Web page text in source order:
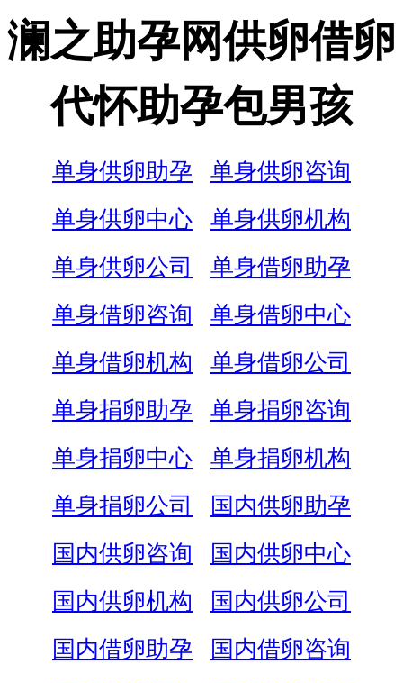
澜之助孕网供卵借卵
代怀助孕包男孩
单身供卵助孕
单身供卵咨询
单身供卵中心
单身供卵机构
单身供卵公司
单身借卵助孕
单身借卵咨询
单身借卵中心
单身借卵机构
单身借卵公司
单身捐卵助孕
单身捐卵咨询
单身捐卵中心
单身捐卵机构
单身捐卵公司
国内供卵助孕
国内供卵咨询
国内供卵中心
国内供卵机构
国内供卵公司
国内借卵助孕
国内借卵咨询